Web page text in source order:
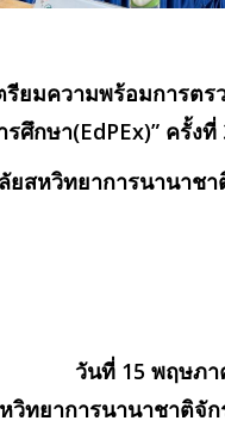
รียมความพร้อมการตร
ศึกษา(EdPEx)” ครั้งที่
ยสหวิทยาการนานาช
พฤษภาคม
วิทยาการนานาชาติจั